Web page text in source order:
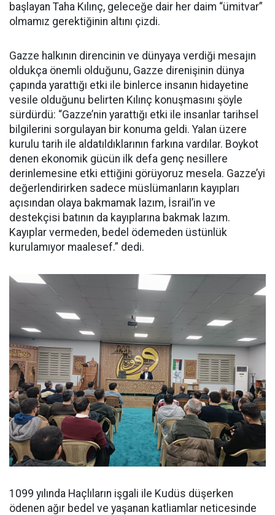
başlayan Taha Kılınç, geleceğe dair her daim “ümitvar”
olmamız gerektiğinin altını çizdi.
Gazze halkının direncinin ve dünyaya verdiği mesajın
oldukça önemli olduğunu, Gazze direnişinin dünya
çapında yarattığı etki ile binlerce insanın hidayetine
vesile olduğunu belirten Kılınç konuşmasını şöyle
sürdürdü: “Gazze’nin yarattığı etki ile insanlar tarihsel
bilgilerini sorgulayan bir konuma geldi. Yalan üzere
kurulu tarih ile aldatıldıklarının farkına vardılar. Boykot
denen ekonomik gücün ilk defa genç nesillere
derinlemesine etki ettiğini görüyoruz mesela. Gazze’yi
değerlendirirken sadece müslümanların kayıpları
açısından olaya bakmamak lazım, İsrail’in ve
destekçisi batının da kayıplarına bakmak lazım.
Kayıplar vermeden, bedel ödemeden üstünlük
kurulamıyor maalesef.” dedi.
1099 yılında Haçlıların işgali ile Kudüs düşerken
ödenen ağır bedel ve yaşanan katliamlar neticesinde